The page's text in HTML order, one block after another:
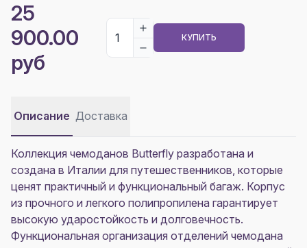
25
900.00
руб
КУПИТЬ
Описание Доставка
Коллекция чемоданов Butterfly разработана и
создана в Италии для путешественников, которые
ценят практичный и функциональный багаж. Корпус
из прочного и легкого полипропилена гарантирует
высокую ударостойкость и долговечность.
Функциональная организация отделений чемодана